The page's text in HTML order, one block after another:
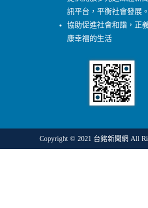
訊平台，平衡社會發展。
協助促進社會和諧，正
康幸福的生活
Copyright © 2021 台銘新聞網 All